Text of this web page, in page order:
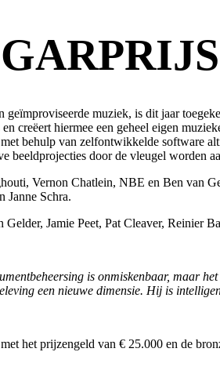
muziek, is dit jaar
creëert hiermee een geheel eigen
behulp van zelfontwikkelde software
beeldprojecties door de vleugel worden
Vernon Chatlein, NBE en Ben van
Janne Schra.
Jamie Peet, Pat Cleaver, Reinier
is onmiskenbaar, maar
een nieuwe dimensie. Hij is
het prijzengeld van € 25.000 en de